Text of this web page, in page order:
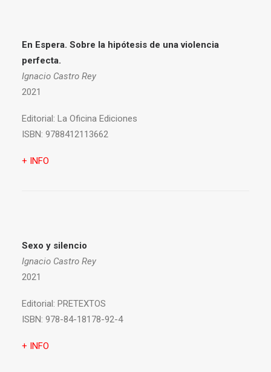
En Espera. Sobre la hipótesis de una violencia
perfecta.
Ignacio Castro Rey
2021
Editorial: La Oficina Ediciones
ISBN: 9788412113662
+ INFO
Sexo y silencio
Ignacio Castro Rey
2021
Editorial: PRETEXTOS
ISBN: 978-84-18178-92-4
+ INFO